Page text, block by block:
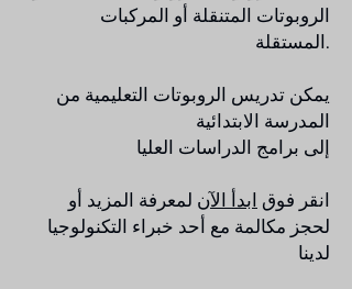
الروبوتات المتنقلة أو المركبات
المستقلة.
المدرسة الابتدائية
إلى برامج الدراسات العليا
انقر فوق ابدأ الآن ​ لمعرفة المزيد أو
لحجز مكالمة مع أحد خبراء التكنولوجيا
لدينا